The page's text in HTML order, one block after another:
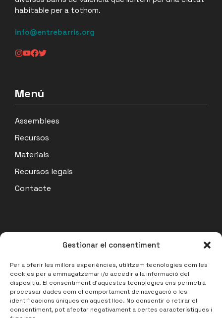
Gestionar el consentiment
Per a oferir les millors experiències, utilitzem tecnologies com les
cookies per a emmagatzemar i/o accedir a la informació del
dispositiu. El consentiment d'aquestes tecnologies ens permetrà
processar dades com el comportament de navegació o les
identificacions úniques en aquest lloc. No consentir o retirar el
consentiment, pot afectar negativament a certes característiques i
habitable per a tothom.
info@entrebarris.org
Menú
Assemblees
Recursos
Materials
Recursos legals
Contacte
Actualitat
Acta Assemblea Coordinadora 07/07/26
14 julio, 2026
Acta Assemblea de Barris 17/06/2026
27 junio, 2026